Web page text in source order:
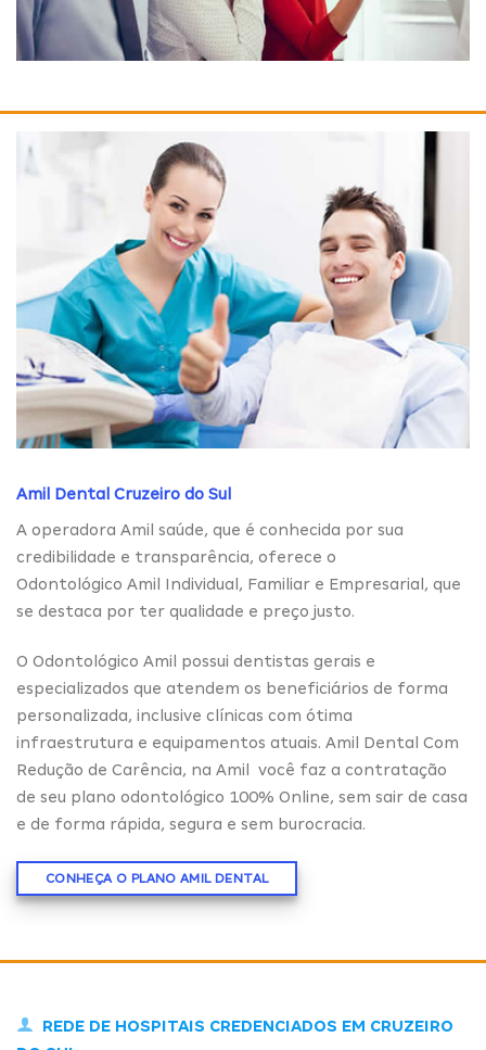
Amil Dental Cruzeiro do Sul
A operadora Amil saúde, que é conhecida por sua
credibilidade e transparência, oferece o
Odontológico Amil Individual, Familiar e Empresarial, que
se destaca por ter qualidade e preço justo.
O Odontológico Amil possui dentistas gerais e
especializados que atendem os beneficiários de forma
personalizada, inclusive clínicas com ótima
infraestrutura e equipamentos atuais. Amil Dental Com
Redução de Carência, na Amil você faz a contratação
de seu plano odontológico 100% Online, sem sair de casa
e de forma rápida, segura e sem burocracia.
CONHEÇA O PLANO AMIL DENTAL
REDE DE HOSPITAIS CREDENCIADOS EM CRUZEIRO